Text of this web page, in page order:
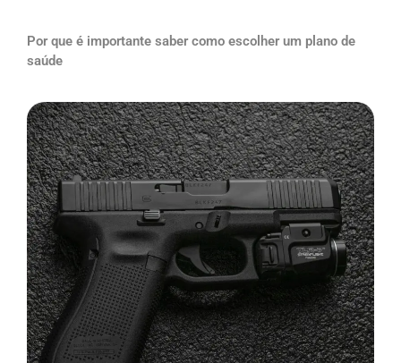
Por que é importante saber como escolher um plano de
saúde